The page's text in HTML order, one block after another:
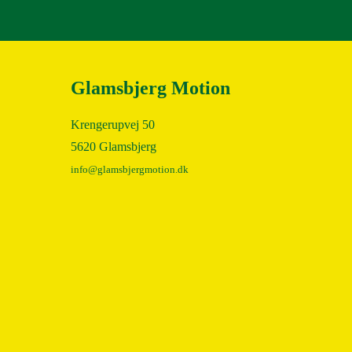
Glamsbjerg Motion
Krengerupvej 50
5620 Glamsbjerg
info@glamsbjergmotion.dk